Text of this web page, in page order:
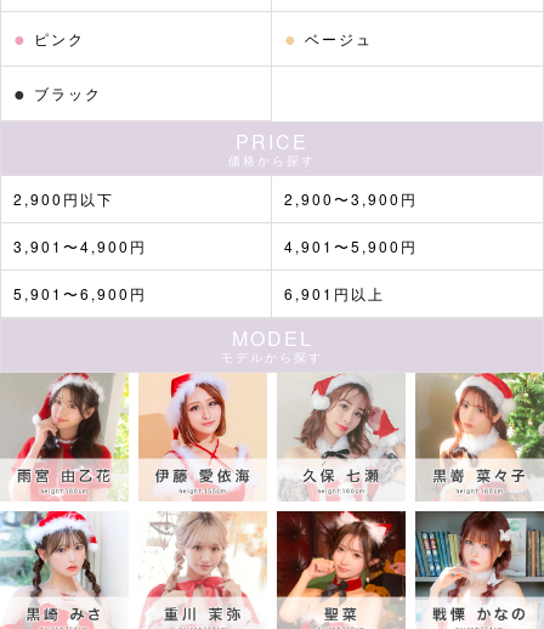
● ピンク ● ベージュ
● ブラック
PRICE
価格から探す
2,900円以下 2,900〜3,900円
3,901〜4,900円 4,901〜5,900円
5,901〜6,900円 6,901円以上
MODEL
モデルから探す